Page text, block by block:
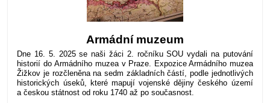
Armádní muzeum
Dne 16. 5. 2025 se naši žáci 2. ročníku SOU vydali na putování
historií do Armádního muzea v Praze. Expozice Armádního muzea
Žižkov je rozčleněna na sedm základních částí, podle jednotlivých
historických úseků, které mapují vojenské dějiny českého území
a českou státnost od roku 1740 až po současnost.